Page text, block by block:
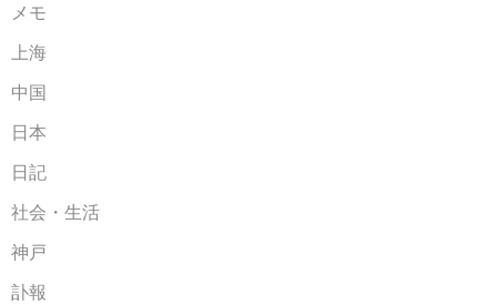
メモ
上海
中国
日本
日記
社会・生活
神戸
訃報